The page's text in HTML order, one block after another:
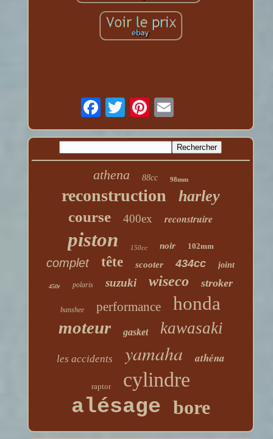
athena 88cc 98mm
reconstruction harley
course 400ex reconstruire
piston 150cc noir 102mm
complet tête scooter 434cc joint
450r polaris suzuki wiseco stroker
banshee performance honda
moteur gasket kawasaki
les accidents yamaha athéna
raptor cylindre
alésage bore